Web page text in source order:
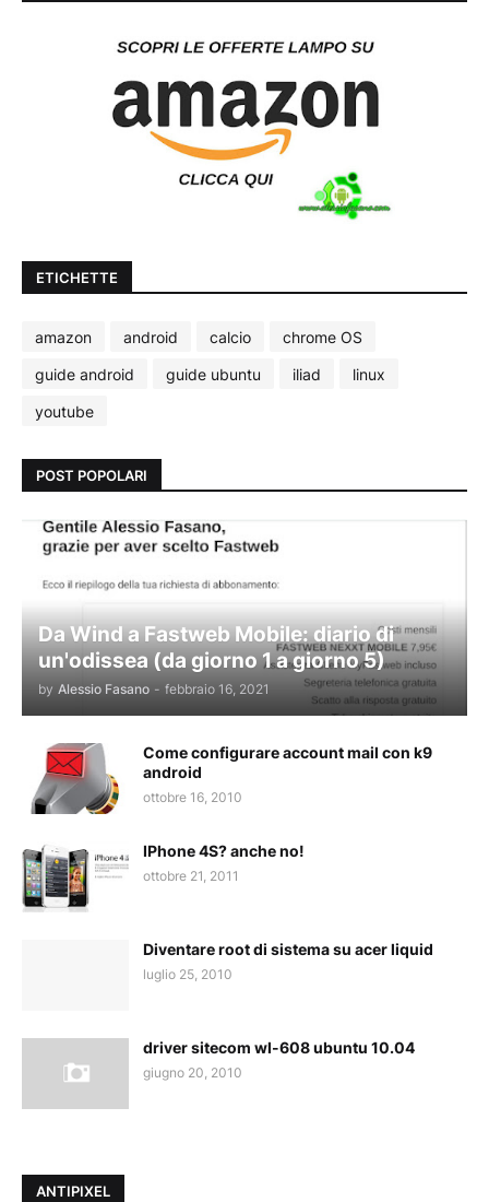
ETICHETTE
amazon android calcio
chrome OS
guide android
guide ubuntu iliad
linux
youtube
POST POPOLARI
Da Wind a Fastweb Mobile: diario di
un'odissea (da giorno 1 a giorno 5)
by Alessio Fasano - febbraio 16, 2021
Come configurare account mail con k9
android
ottobre 16, 2010
IPhone 4S? anche no!
ottobre 21, 2011
Diventare root di sistema su acer liquid
luglio 25, 2010
driver sitecom wl-608 ubuntu 10.04
giugno 20, 2010
ANTIPIXEL